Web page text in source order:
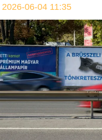
2026-06-04 11:35